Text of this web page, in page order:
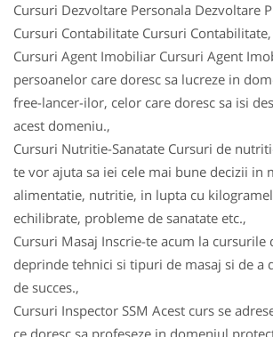
Cursuri Dezvoltare Personala Dezvoltare
Cursuri Contabilitate Cursuri Contabilitate,
Cursuri Agent Imobiliar Cursuri Agent
persoanelor care doresc sa lucreze in
free-lancer-ilor, celor care doresc sa isi
acest domeniu.,
Cursuri Nutritie-Sanatate Cursuri de
te vor ajuta sa iei cele mai bune decizii in
alimentatie, nutritie, in lupta cu
echilibrate, probleme de sanatate etc.,
Cursuri Masaj Inscrie-te acum la cursurile
deprinde tehnici si tipuri de masaj si de a
de succes.,
Cursuri Inspector SSM Acest curs se
ce doresc sa profeseze in domeniul